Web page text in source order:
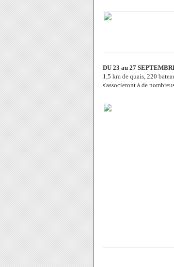
DU 23 au 27
1,5 km de quais, 220
s'associeront à de